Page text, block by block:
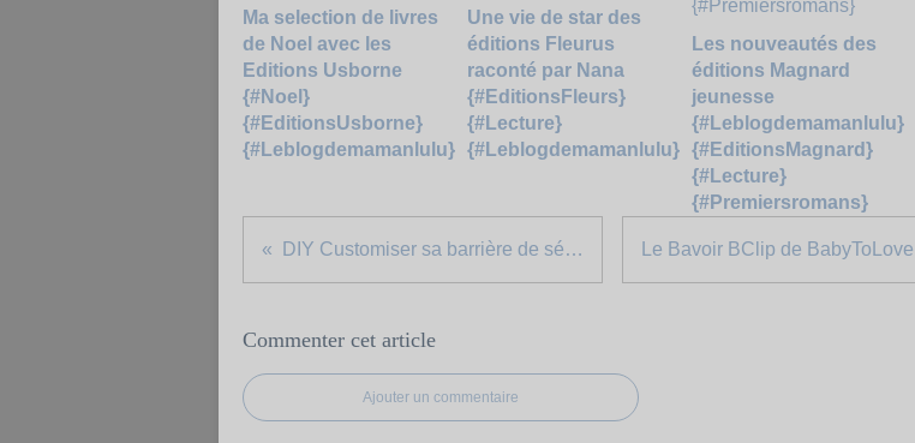
Ma selection de livres
de Noel avec les
Editions Usborne
{#Noel}
{#EditionsUsborne}
{#Leblogdemamanlulu}
Une vie de star des
éditions Fleurus
raconté par Nana
{#EditionsFleurs}
{#Lecture}
{#Leblogdemamanlulu}
Les nouveautés des
éditions Magnard
jeunesse
{#Leblogdemamanlulu}
{#EditionsMagnard}
{#Lecture}
{#Premiersromans}
DIY Customiser sa barrière de sécurité {#Badabulle}{#Leblogdemamanlulu}{#DIY}{#ColorPop}{#MaskingTape}
Commenter cet article
Ajouter un commentaire